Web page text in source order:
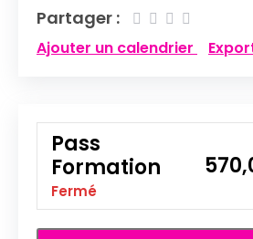
Partager :
Ajouter un calendrier
Pass
Formation
(Places
Fermé